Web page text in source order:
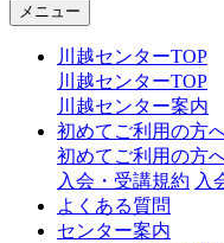
メニュー
川越センターTOP
川越センターTOP
川越センター案内
初めてご利用の方
初めてご利用の方
入会・受講規約 入
よくある質問
センター案内